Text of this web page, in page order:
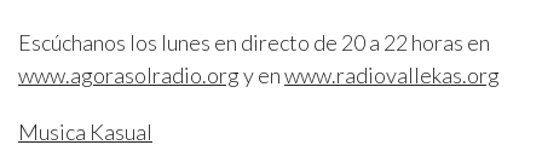
Escúchanos los lunes en directo de 20 a 22 horas en
www.agorasolradio.orgy enwww.radiovallekas.org
Musica Kasual